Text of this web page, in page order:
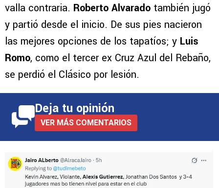
valla contraria. Roberto Alvarado también jugó
y partió desde el inicio. De sus pies nacieron
las mejores opciones de los tapatíos; y Luis
Romo, como el tercer ex Cruz Azul del Rebaño,
se perdió el Clásico por lesión.
Deja tu opinión
VER MÁS COMENTARIOS